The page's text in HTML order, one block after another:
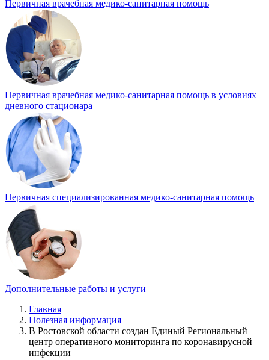
Первичная врачебная медико-санитарная помощь
Первичная врачебная медико-санитарная помощь в условиях
дневного стационара
Первичная специализированная медико-санитарная помощь
Дополнительные работы и услуги
Главная
Полезная информация
В Ростовской области создан Единый Региональный
центр оперативного мониторинга по коронавирусной
инфекции